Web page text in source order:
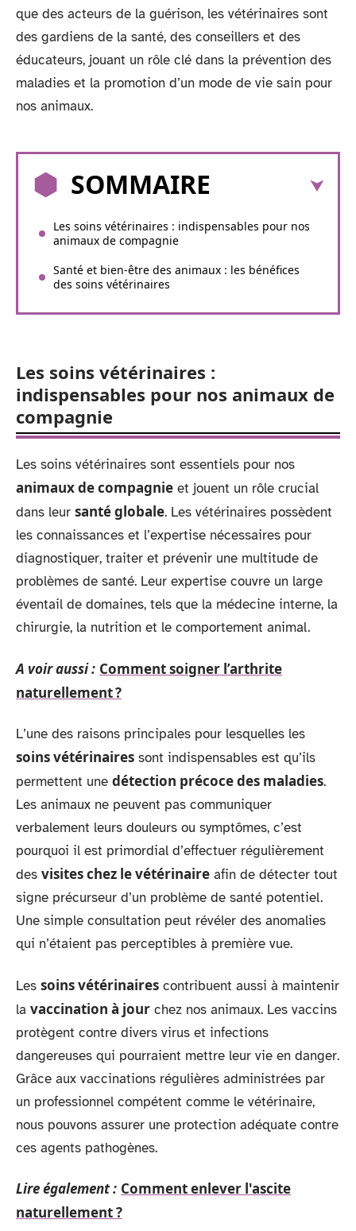
que des acteurs de la guérison, les vétérinaires sont
des gardiens de la santé, des conseillers et des
éducateurs, jouant un rôle clé dans la prévention des
maladies et la promotion d’un mode de vie sain pour
nos animaux.
SOMMAIRE
Les soins vétérinaires : indispensables pour nos
animaux de compagnie
Santé et bien-être des animaux : les bénéfices
des soins vétérinaires
Les soins vétérinaires :
indispensables pour nos animaux de
compagnie
Les soins vétérinaires sont essentiels pour nos
animaux de compagnie et jouent un rôle crucial
dans leur santé globale. Les vétérinaires possèdent
les connaissances et l’expertise nécessaires pour
diagnostiquer, traiter et prévenir une multitude de
problèmes de santé. Leur expertise couvre un large
éventail de domaines, tels que la médecine interne, la
chirurgie, la nutrition et le comportement animal.
A voir aussi : Comment soigner l’arthrite
naturellement ?
L’une des raisons principales pour lesquelles les
soins vétérinaires sont indispensables est qu’ils
permettent une détection précoce des maladies.
Les animaux ne peuvent pas communiquer
verbalement leurs douleurs ou symptômes, c’est
pourquoi il est primordial d’effectuer régulièrement
des visites chez le vétérinaire afin de détecter tout
signe précurseur d’un problème de santé potentiel.
Une simple consultation peut révéler des anomalies
qui n’étaient pas perceptibles à première vue.
Les soins vétérinaires contribuent aussi à maintenir
la vaccination à jour chez nos animaux. Les vaccins
protègent contre divers virus et infections
dangereuses qui pourraient mettre leur vie en danger.
Grâce aux vaccinations régulières administrées par
un professionnel compétent comme le vétérinaire,
nous pouvons assurer une protection adéquate contre
ces agents pathogènes.
Lire également : Comment enlever l'ascite
naturellement ?